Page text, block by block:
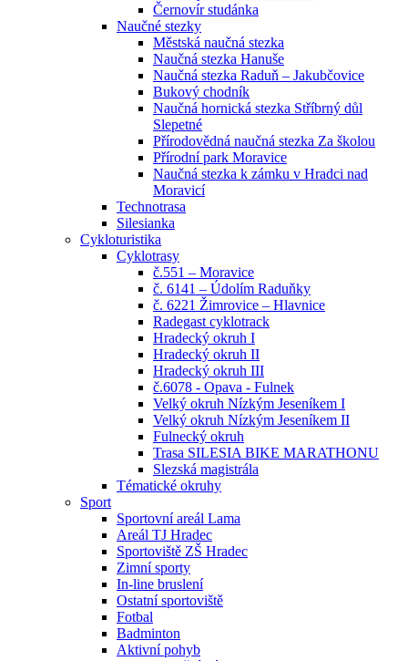
Černovír studánka
Naučné stezky
Městská naučná stezka
Naučná stezka Hanuše
Naučná stezka Raduň – Jakubčovice
Bukový chodník
Naučná hornická stezka Stříbrný důl
Slepetné
Přírodovědná naučná stezka Za školou
Přírodní park Moravice
Naučná stezka k zámku v Hradci nad
Moravicí
Technotrasa
Silesianka
Cykloturistika
Cyklotrasy
č.551 – Moravice
č. 6141 – Údolím Raduňky
č. 6221 Žimrovice – Hlavnice
Radegast cyklotrack
Hradecký okruh I
Hradecký okruh II
Hradecký okruh III
č.6078 - Opava - Fulnek
Velký okruh Nízkým Jeseníkem I
Velký okruh Nízkým Jeseníkem II
Fulnecký okruh
Trasa SILESIA BIKE MARATHONU
Slezská magistrála
Tématické okruhy
Sport
Sportovní areál Lama
Areál TJ Hradec
Sportoviště ZŠ Hradec
Zimní sporty
In-line bruslení
Ostatní sportoviště
Fotbal
Badminton
Aktivní pohyb